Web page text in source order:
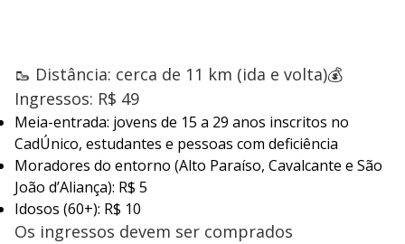
🥾 Distância: cerca de 11 km (ida e volta)💰
Ingressos: R$ 49
Meia-entrada: jovens de 15 a 29 anos inscritos no
CadÚnico, estudantes e pessoas com deficiência
Moradores do entorno (Alto Paraíso, Cavalcante e São
João d’Aliança): R$ 5
Idosos (60+): R$ 10
Os ingressos devem ser comprados